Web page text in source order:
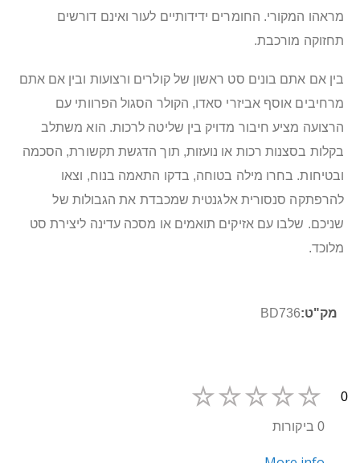
מראהו המקורי. החומרים ידידותיים לעור ואינם דורשים
תחזוקה מורכבת.
בין אם אתם בונים סט ראשון של קולרים ורצועות ובין אם אתם
מרחיבים אוסף אביזרי סאדו, הקולר הסגול הפרוותי עם
הרצועה מציע חיבור מדויק בין שליטה לרכות. הוא משתלב
בקלות בסצנות רכות או נועזות, תוך הדגשת תקשורת, הסכמה
ובטיחות. בחרו מילה בטוחה, בדקו התאמה בנוח, וצאו
להרפתקה סנסורית אלגנטית שמכבדת את הגבולות של
שניכם. שלבו עם אזיקים תואמים או מסכה עדינה ליצירת סט
מלוכד.
מידע
BD736
0
0 ביקורות